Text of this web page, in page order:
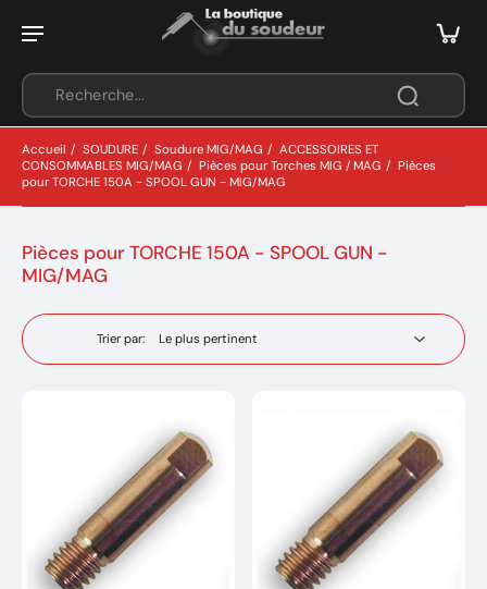
Accueil / SOUDURE / Soudure MIG/MAG / ACCESSOIRES ET
CONSOMMABLES MIG/MAG / Pièces pour Torches MIG / MAG / Pièces
pour TORCHE 150A - SPOOL GUN - MIG/MAG
Pièces pour TORCHE 150A - SPOOL GUN -
MIG/MAG
Trier par: